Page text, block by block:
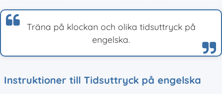
Träna på klockan och olika tidsuttryck på
engelska.
Instruktioner till Tidsuttryck på engelska